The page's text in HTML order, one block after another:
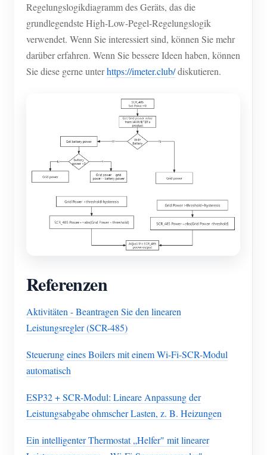
Regelungslogikdiagramm des Geräts, das die
grundlegendste High-Low-Pegel-Regelungslogik
verwendet. Wenn Sie interessiert sind, können Sie mehr
darüber erfahren. Wenn Sie bessere Ideen haben, können
Sie diese gerne unterhttps://imeter.club/diskutieren.
Referenzen
Aktivitäten - Beantragen Sie den linearen
Leistungsregler (SCR-485)
Steuerung eines Boilers mit einem Wi-Fi-SCR-Modul
automatisch
ESP32 + SCR-Modul: Lineare Anpassung der
Leistungsabgabe ohmscher Lasten, z. B. Heizungen
Ein intelligenter Thermostat „Helfer" mit linearer